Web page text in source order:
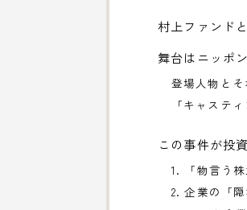
村上ファンド
舞台はニッポ
登場人物と
「キャステ
この事件が投
1. 「物言う
2. 企業の「